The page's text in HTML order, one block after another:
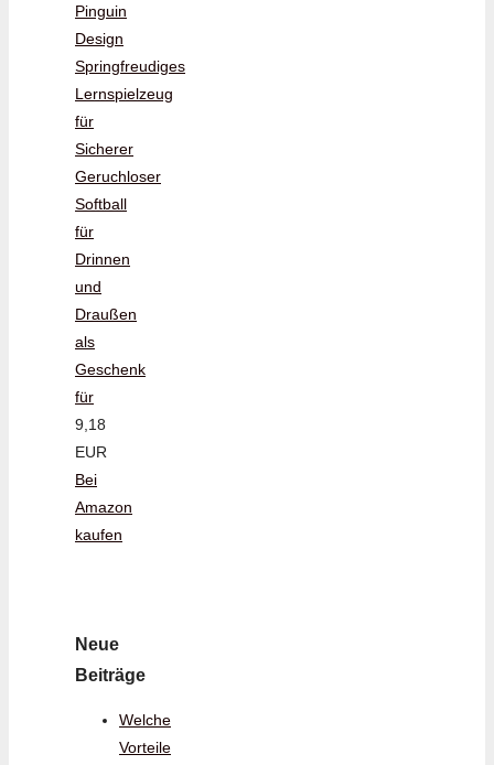
Pinguin
Design
Springfreudiges
Lernspielzeug
für
Sicherer
Geruchloser
Softball
für
Drinnen
und
Draußen
als
Geschenk
für
9,18
EUR
Bei
Amazon
kaufen
Neue
Beiträge
Welche
Vorteile